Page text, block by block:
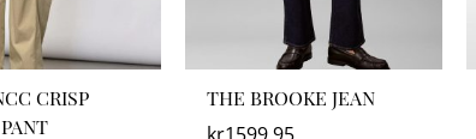
CRISP
THE BROOKE JEAN